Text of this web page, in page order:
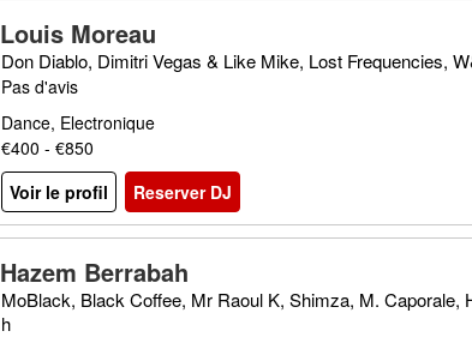
Louis Moreau
Don Diablo, Dimitri Vegas & Like Mike, Lost Frequencies,
Pas d'avis
Dance, Electronique
€400 - €850
Voir le profil
Reserver DJ
Hazem Berrabah
MoBlack, Black Coffee, Mr Raoul K, Shimza, M. Caporale,
h